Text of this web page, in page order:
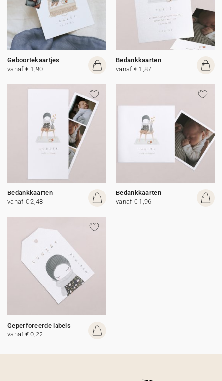
Geboortekaartjes
vanaf € 1,90
Bedankkaarten
vanaf € 1,87
Bedankkaarten
vanaf € 2,48
Bedankkaarten
vanaf € 1,96
Geperforeerde labels
vanaf € 0,22